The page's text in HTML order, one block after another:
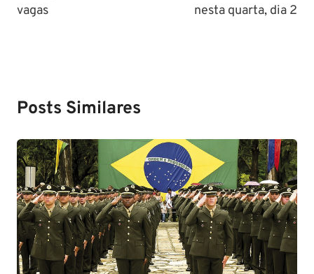
vagas
nesta quarta, dia 2
Posts Similares